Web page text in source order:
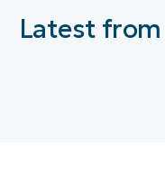
Latest